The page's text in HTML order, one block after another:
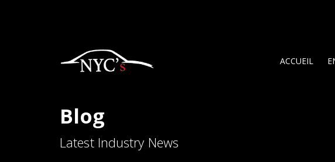
ACCUEIL
Blog
Latest Industry News